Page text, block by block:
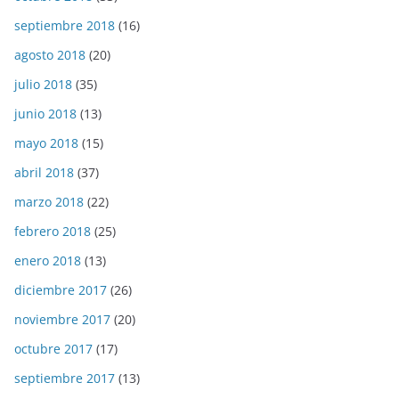
septiembre 2018 (16)
agosto 2018 (20)
julio 2018 (35)
junio 2018 (13)
mayo 2018 (15)
abril 2018 (37)
marzo 2018 (22)
febrero 2018 (25)
enero 2018 (13)
diciembre 2017 (26)
noviembre 2017 (20)
octubre 2017 (17)
septiembre 2017 (13)